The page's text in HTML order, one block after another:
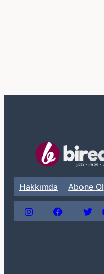
Hakkımda Abone Ol